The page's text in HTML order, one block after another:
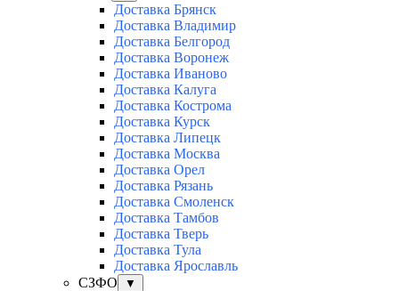
Доставка Брянск
Доставка Владимир
Доставка Белгород
Доставка Воронеж
Доставка Иваново
Доставка Калуга
Доставка Кострома
Доставка Курск
Доставка Липецк
Доставка Москва
Доставка Орел
Доставка Рязань
Доставка Смоленск
Доставка Тамбов
Доставка Тверь
Доставка Тула
Доставка Ярославль
СЗФО
▼